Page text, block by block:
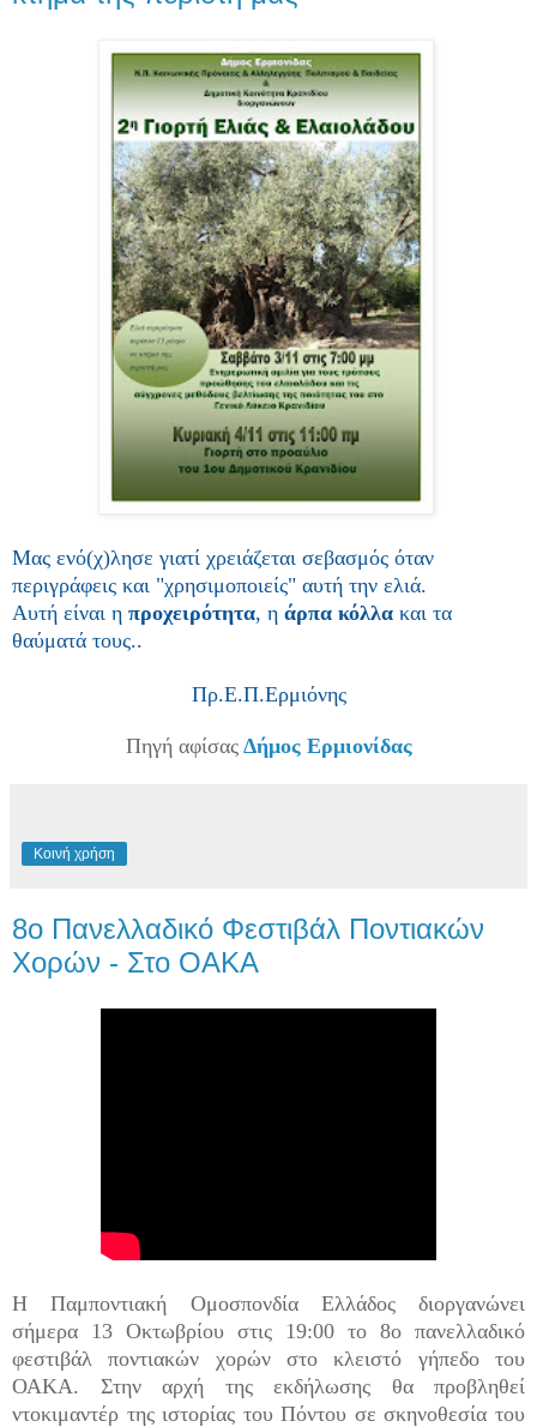
Μας ενό(χ)λησε γιατί χρειάζεται σεβασμός όταν
περιγράφεις και "χρησιμοποιείς" αυτή την ελιά.
Αυτή είναι η προχειρότητα, η άρπα κόλλα και τα
θαύματά τους..
Πρ.Ε.Π.Ερμιόνης
Πηγή αφίσας Δήμος Ερμιονίδας
Κοινή χρήση
8ο Πανελλαδικό Φεστιβάλ Ποντιακών
Χορών - Στο ΟΑΚΑ
Η Παμποντιακή Ομοσπονδία Ελλάδος διοργανώνει
σήμερα 13 Οκτωβρίου στις 19:00 το 8ο πανελλαδικό
φεστιβάλ ποντιακών χορών στο κλειστό γήπεδο του
ΟΑΚΑ. Στην αρχή της εκδήλωσης θα προβληθεί
ντοκιμαντέρ της ιστορίας του Πόντου σε σκηνοθεσία του